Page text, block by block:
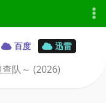
百度 迅雷
查队～ (2026)